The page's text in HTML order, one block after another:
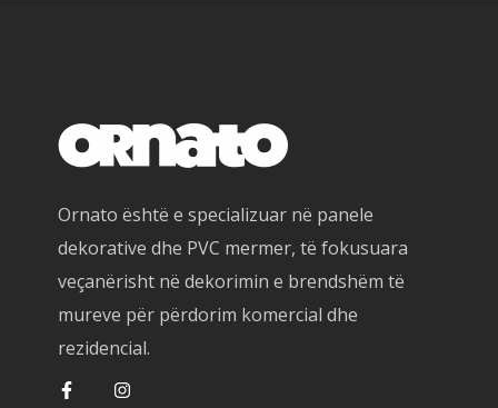
Ornato është e specializuar në panele
dekorative dhe PVC mermer, të fokusuara
veçanërisht në dekorimin e brendshëm të
mureve për përdorim komercial dhe
rezidencial.